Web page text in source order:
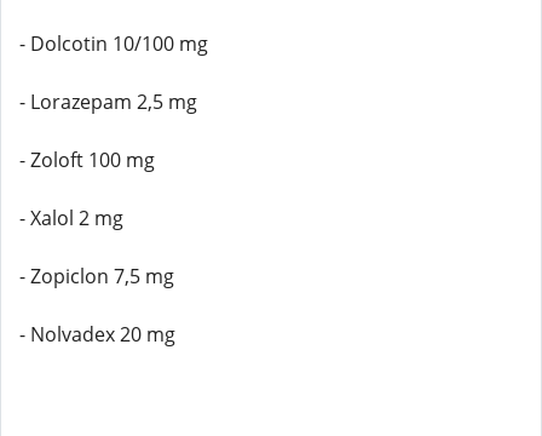
- Dolcotin 10/100 mg
- Lorazepam 2,5 mg
- Zoloft 100 mg
- Xalol 2 mg
- Zopiclon 7,5 mg
- Nolvadex 20 mg